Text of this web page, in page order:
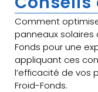
Comment
panneaux solaires
Fonds pour une
appliquant ces
l’efficacité de vos
Froid-Fonds.